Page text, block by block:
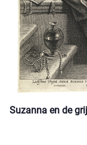
Suzanna en de